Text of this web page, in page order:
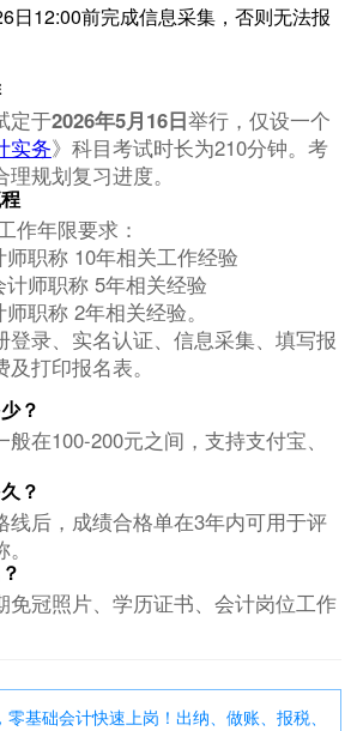
日12:00前完成信息采集，否则无法报
定于2026年5月16日举行，仅设一个
实务》科目考试时长为210分钟。考
规划复习进度。
作年限要求：
职称 10年相关工作经验
师职称 5年相关经验
职称 2年相关经验。
登录、实名认证、信息采集、填写报
打印报名表。
？
在100-200元之间，支持支付宝、
？
线后，成绩合格单在3年内可用于评
免冠照片、学历证书、会计岗位工作
基础会计快速上岗！出纳、做账、报税、